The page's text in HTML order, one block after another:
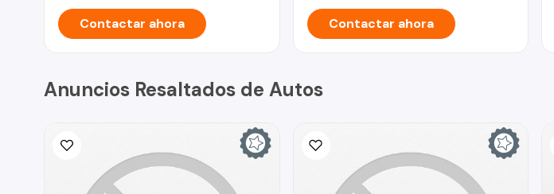
Contactar ahora Contactar ahora
Anuncios Resaltados de Autos